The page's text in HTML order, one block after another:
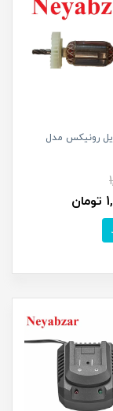
رونیکس مدل